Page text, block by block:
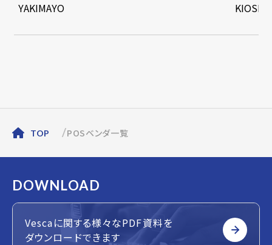
YAKIMAYO KIOSK
TOP POSベンダ一覧
DOWNLOAD
Vescaに関する様々なPDF資料を
ダウンロードできます